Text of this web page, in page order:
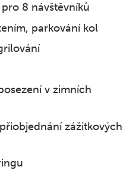
8 návštěvníků
parkování kol
v zimních
zážitkových